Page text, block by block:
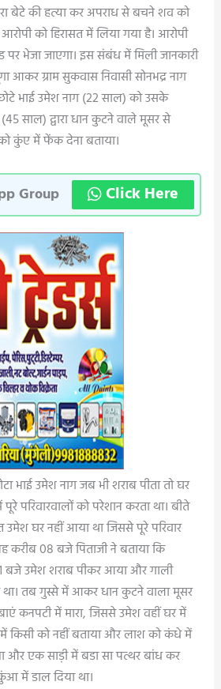
बेटे की हत्या कर अपराध से बचने शव को
को हिरासत में लिया गया है। आरोपी
भेजा जाएगा। इस संबंध में मिली जानकारी
ग्राम सुकवास निवासी सोनभद्र नाग
छोटे भाई उमेश नाग (22 साल) को उसके
साल) द्वारा धान कुटने वाले मूसर से
कुंए में फेंक देना बताया।
Group Click Here
भाई उमेश नाग जब भी शराब पीता तो घर
परिवारवालों को परेशान करता था। बीते
उमेश घर नहीं आया था जिससे पूरे परिवार
08 बजे पिताजी ने बताया कि
बजे उमेश शराब पीकर आया और गाली
तब गुस्से में आकर धान कुटने वाला मूसर
कनपटी में मारा, जिससे उमेश वहीं घर में
किसी को नहीं बताया और लाश को कंधे में
एक साड़ी में बडा सा पत्थर बांध कर
में डाल दिया था।